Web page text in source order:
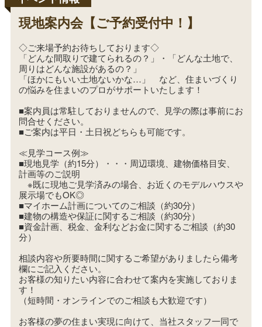
現地案内会【ご予約受付中！】
◇ご来場予約お待ちしております◇
「どんな間取りで建てられるの？」・「どんな土地で、
周りはどんな施設があるの？」
「ほかにもいい土地ないかな…」 など、住まいづくり
の悩みを住まいのプロがサポートいたします！
■案内員は常駐しておりませんので、見学の際は事前にお
問合せください。
■ご案内は平日・土日祝どちらも可能です。
≪見学コース例≫
■現地見学（約15分）・・・周辺環境、建物価格目安、
計画等のご説明
※既に現地ご見学済みの場合、お近くのモデルハウスや
展示場でもOK◎
■マイホーム計画についてのご相談（約30分）
■建物の構造や保証に関するご相談（約30分）
■資金計画、税金、金利などお金に関するご相談（約30
分）
相談内容や所要時間に関するご希望がありましたら備考
欄にご記入ください。
お客様の知りたい内容に合わせて案内を実施しておりま
す！
（短時間・オンラインでのご相談も大歓迎です）
お客様の夢の住まい実現に向けて、当社スタッフ一同で